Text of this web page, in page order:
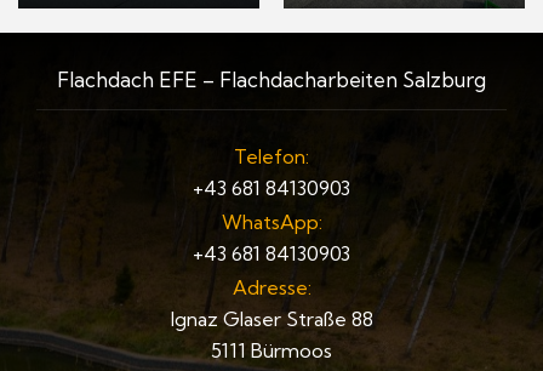
Flachdach EFE – Flachdacharbeiten Salzburg
Telefon:
+43 681 84130903
WhatsApp:
+43 681 84130903
Adresse:
Ignaz Glaser Straße 88
5111 Bürmoos